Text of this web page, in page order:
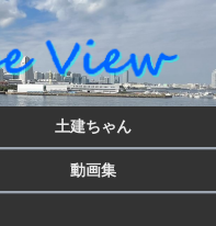
土建ちゃん
動画集